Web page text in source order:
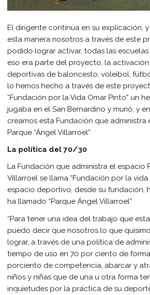
El dirigente continúa en su explicación,
esta manera nosotros a través de este
podido lograr activar, todas las
eso era parte del proyecto, la
deportivas de baloncesto, voleibol,
lo hemos hecho a través de este
“Fundación por la Vida Omar Pinto” un
jugaba en el San Bernardino y murió, y
creamos esta Fundación que administra
Parque “Ángel Villarroel”
La política del 70/30
La Fundación que administra el espacio
Villarroel se llama “Fundación por la vida
espacio deportivo, desde su fundación,
ha llamado “Parque Ángel Villarroel”
“Para tener una idea del trabajo que
puedo decir que nosotros lo que
lograr, a través de una política de
tiempo de uso en 70 por ciento de
porciento de competencia, abarcar y
niños y niñas que de una u otra forma
inquietudes por la práctica de su